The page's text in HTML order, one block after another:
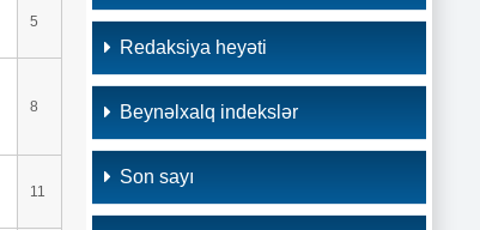
5
8
11
Redaksiya heyəti
Beynəlxalq indekslər
Son sayı